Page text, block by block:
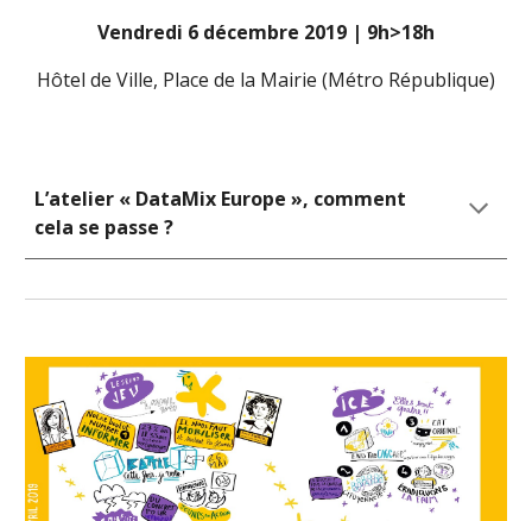
Vendredi 6 décembre 2019 | 9h>18h
Hôtel de Ville, Place de la Mairie (Métro République)
L’atelier « DataMix Europe », comment
cela se passe ?